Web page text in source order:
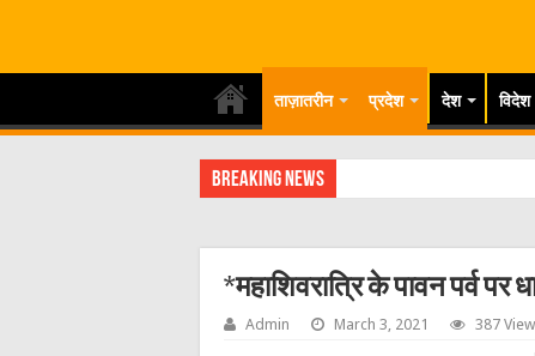
ताज़ातरीन प्रदेश देश विदेश
Breaking News
*महाशिवरात्रि के पावन पर्व पर
Admin March 3, 2021 387